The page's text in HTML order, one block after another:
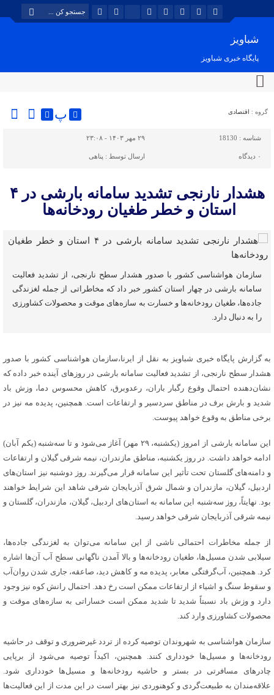
شباویز
پایگاه خبری شباویز
گروه : اقتصادی پ
شناسه : 18130 ۲۹ مهر ۱۴۰۳ - ۲۳:۰۸
۰ دیدگاه ارسال توسط : پناهی
هشدار نارنجی تشدید سامانه بارشی در ۴
استان و خطر طغیان رودخانه‌ها
سازمان هواشناسی کشور با صدور هشدار سطح نارنجی، از تشدید فعالیت
سامانه بارشی در چهار استان کشور خبر داد که مخاطراتی از جمله لغزندگی
جاده‌ها، طغیان رودخانه‌ها و خسارت به سازه‌های موقت و محصولات کشاورزی
را به دنبال دارد.
به گزارش پایگاه خبری شباویز به نقل از ایرنا،سازمان هواشناسی کشور با صدور
هشدار سطح نارنجی، از تشدید فعالیت سامانه بارشی در روزهای آینده خبر داده که
نشان‌دهنده احتمال وقوع رگبار باران، رعدوبرق، کاهش محسوس دما، وزش باد
شدید و بارش برف در مناطق سردسیر و ارتفاعات است. همچنین، پدیده مه نیز در
برخی مناطق به وقوع خواهد پیوست.
این سامانه بارشی از امروز (یکشنبه، ۲۹ مهر) آغاز می‌شود و تا سه‌شنبه (یکم آبان)
ادامه خواهد داشت. در روز یکشنبه، مناطق مازندران، نیمه شرقی گیلان و ارتفاعات
و دامنه‌های گلستان تحت تأثیر این سامانه قرار می‌گیرند. روز دوشنبه نیز استان‌های
اردبیل، گیلان، مازندران و شمال شرق آذربایجان شرقی شاهد این شرایط خواهند
بود. نهایتاً، روز سه‌شنبه این سامانه به استان‌های اردبیل، گیلان، مازندران، گلستان و
نیمه شرقی آذربایجان شرقی خواهد رسید.
از جمله مخاطرات احتمالی ناشی از این سامانه می‌توان به لغزندگی جاده‌ها،
سیلابی شدن مسیل‌ها، طغیان رودخانه‌ها و بالا آمدن ناگهانی سطح آب آن‌ها اشاره
کرد. همچنین، آب‌گرفتگی معابر، پدیده مه و کاهش دید، صاعقه، جاری شدن روان‌آب
و سقوط سنگ و اشیاء از ارتفاعات ممکن است رخ دهد. احتمال رانش کوه نیز وجود
دارد و وزش باد نسبتاً شدید تا شدید ممکن است خساراتی به سازه‌های موقت و
محصولات کشاورزی وارد کند.
سازمان هواشناسی به شهروندان توصیه کرده از تردد غیرضروری و توقف در حاشیه
رودخانه‌ها و مسیل‌ها خودداری کنند. همچنین، اکیداً توصیه می‌شود از برپایی
چادرهای مسافرتی در بستر و حاشیه رودخانه‌ها و مسیل‌ها خودداری شود.
علاقه‌مندان به طبیعت‌گردی و کوهنوردی نیز بهتر است در این مدت از این فعالیت‌ها